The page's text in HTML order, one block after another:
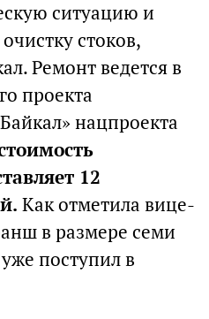
ситуацию и
стоков,
Ремонт ведется в
проекта
нацпроекта
12
Как отметила вице-
в размере семи
поступил в